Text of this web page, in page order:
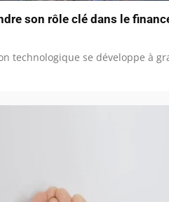
son rôle clé dans le
technologique se développe à